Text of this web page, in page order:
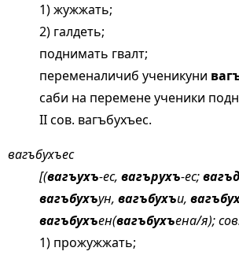
1) жужжать;
2) галдеть;
поднимать гвалт;
переменаличиб ученикуни
саби на перемене ученики
II сов. вагъбухъес.
вагъбухъес
[(вагъухъ-ес, вагърухъ-ес;
вагъбухъун, вагъбухъи,
вагъбухъен(вагъбухъена/я);
1) прожужжать;